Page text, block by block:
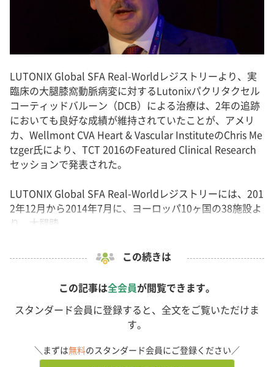
LUTONIX Global SFA Real-Worldレジストリーより、実
臨床の大腿膝窩動脈病変に対するLutonixパクリタクセル
コーティッドバルーン（DCB）による治療は、2年の追跡
においても良好な成績が維持されていたことが、アメリ
カ、Wellmont CVA Heart & Vascular InstituteのChris Me
tzger氏により、TCT 2016のFeatured Clinical Research
セッションで発表された。
LUTONIX Global SFA Real-Worldレジストリーには、201
2年12月から2014年7月に、ヨーロッパ10ヶ国の38施設よ
り、大腿膝...
この続きは
この記事は全会員が閲覧できます。
スタンダード会員に登録すると、全文をご覧いただけま
す。
＼まずは無料のスタンダード会員にご登録ください／